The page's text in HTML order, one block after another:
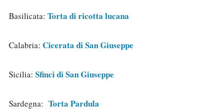
Basilicata: Torta di ricotta lucana
Calabria: Cicerata di San Giuseppe
Sicilia: Sfinci di San Giuseppe
Sardegna: Torta Pardula